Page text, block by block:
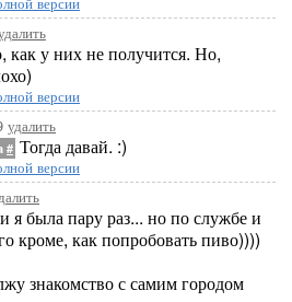
как у них не получится. Но,
версии
удалить
# Тогда давай. :)
версии
я была пару раз... но по службе и
кроме, как попробовать пиво))))
знакомство с самим городом